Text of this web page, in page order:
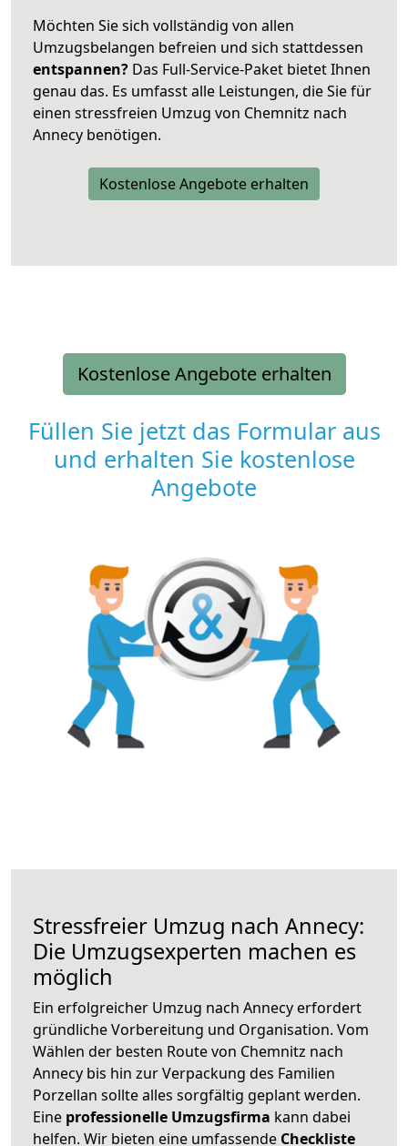
Möchten Sie sich vollständig von allen
Umzugsbelangen befreien und sich stattdessen
entspannen? Das Full-Service-Paket bietet Ihnen
genau das. Es umfasst alle Leistungen, die Sie für
einen stressfreien Umzug von Chemnitz nach
Annecy benötigen.
Kostenlose Angebote erhalten
Kostenlose Angebote erhalten
Füllen Sie jetzt das Formular aus
und erhalten Sie kostenlose
Angebote
Stressfreier Umzug nach Annecy:
Die Umzugsexperten machen es
möglich
Ein erfolgreicher Umzug nach Annecy erfordert
gründliche Vorbereitung und Organisation. Vom
Wählen der besten Route von Chemnitz nach
Annecy bis hin zur Verpackung des Familien
Porzellan sollte alles sorgfältig geplant werden.
Eine professionelle Umzugsfirma kann dabei
helfen. Wir bieten eine umfassende Checkliste